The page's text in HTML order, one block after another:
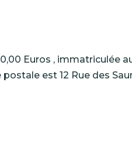
Euros , immatriculée
est 12 Rue des